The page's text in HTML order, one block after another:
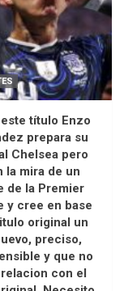
título Enzo
prepara su
Chelsea pero
la mira de un
de la Premier
y cree en base
original un
preciso,
y que no
con el